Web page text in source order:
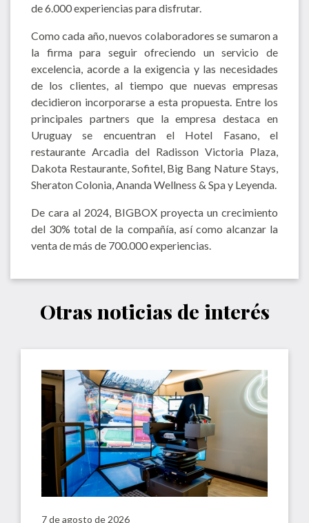
de 6.000 experiencias para disfrutar.
Como cada año, nuevos colaboradores se sumaron a
la firma para seguir ofreciendo un servicio de
excelencia, acorde a la exigencia y las necesidades
de los clientes, al tiempo que nuevas empresas
decidieron incorporarse a esta propuesta. Entre los
principales partners que la empresa destaca en
Uruguay se encuentran el Hotel Fasano, el
restaurante Arcadia del Radisson Victoria Plaza,
Dakota Restaurante, Sofitel, Big Bang Nature Stays,
Sheraton Colonia, Ananda Wellness & Spa y Leyenda.
De cara al 2024, BIGBOX proyecta un crecimiento
del 30% total de la compañía, así como alcanzar la
venta de más de 700.000 experiencias.
Otras noticias de interés
7 de agosto de 2026